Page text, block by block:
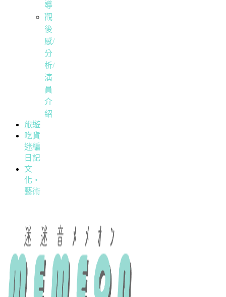
導
觀
後
感/
分
析/
演
員
介
紹
旅遊
吃貨
迷編
日記
文
化・
藝術